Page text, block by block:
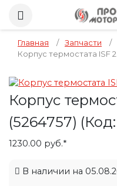
Главная / Запчасти /
Корпус термостата ISF
Корпус
(5264757) (Код:
1230.00 руб.*
В наличии на